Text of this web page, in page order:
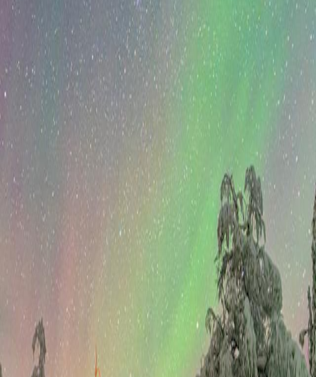
Tjen Spenn
Du tjener Spenn hver gang du handler! Last ned appen for å få
tilgang til eksklusive tilbud fra et bredt utvalg merkevarer. Jo mer
Spenn du tjener, jo mer fleksibilitet har du til å bruke dem på det du
ønsker.
Last ned appen
Bruk Spenn
Fra kaffe hos 7-Eleven til et hotellopphold hos Strawberry – det er
opp til deg hvordan du bruker dine velfortjente Spenn. Du velger
selv hva som gir deg mest verdi.
Last ned appen
Bli med – det er enkelt!
Last ned
Last ned appen